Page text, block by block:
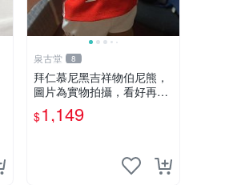
泉古堂 8
拜仁慕尼黑吉祥物伯尼熊，
圖片為實物拍攝，看好再
拍，不退不換-187978
$1,149